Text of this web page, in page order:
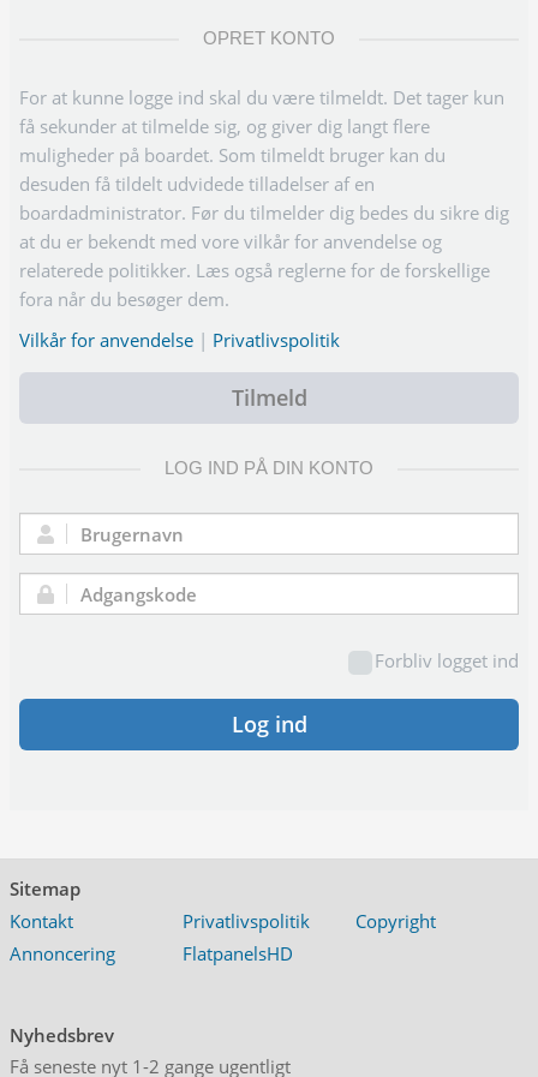
OPRET KONTO
For at kunne logge ind skal du være tilmeldt. Det tager kun
få sekunder at tilmelde sig, og giver dig langt flere
muligheder på boardet. Som tilmeldt bruger kan du
desuden få tildelt udvidede tilladelser af en
boardadministrator. Før du tilmelder dig bedes du sikre dig
at du er bekendt med vore vilkår for anvendelse og
relaterede politikker. Læs også reglerne for de forskellige
fora når du besøger dem.
Vilkår for anvendelse | Privatlivspolitik
Tilmeld
LOG IND PÅ DIN KONTO
Brugernavn:
Adgangskode:
Forbliv logget ind
Log ind
Sitemap
Kontakt
Privatlivspolitik
Copyright
Annoncering
FlatpanelsHD
Nyhedsbrev
Få seneste nyt 1-2 gange ugentligt